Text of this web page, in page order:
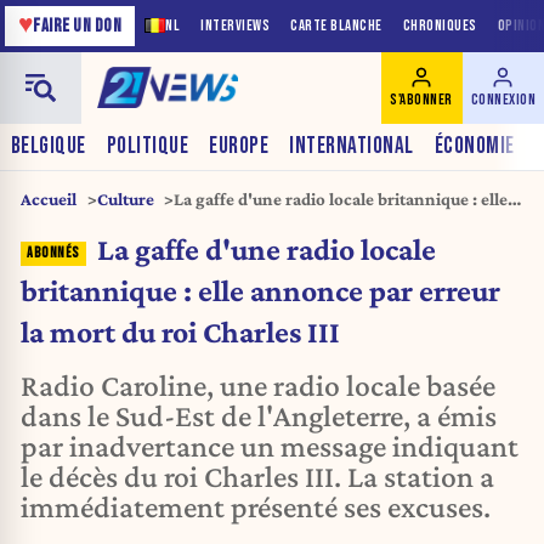
NL INTERVIEWS CARTE BLANCHE CHRONIQUES
♥FAIRE UN DON
BELGIQUE POLITIQUE EUROPE INTERNATIONAL ÉCONOMIE
S'ABONNER CONNEXION
Accueil Culture
La gaffe d'une radio locale britannique : elle
La gaffe d'une radio locale
britannique : elle annonce par erreur
la mort du roi Charles III
Radio Caroline, une radio locale basée
dans le Sud-Est de l'Angleterre, a émis
par inadvertance un message indiquant
le décès du roi Charles III. La station a
immédiatement présenté ses excuses.